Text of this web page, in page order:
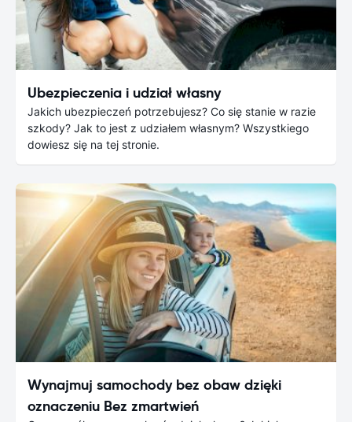
Ubezpieczenia i udział własny
Jakich ubezpieczeń potrzebujesz? Co się stanie w razie
szkody? Jak to jest z udziałem własnym? Wszystkiego
dowiesz się na tej stronie.
Wynajmuj samochody bez obaw dzięki
oznaczeniu Bez zmartwień